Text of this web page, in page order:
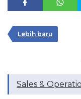
Lebih baru
Sales &